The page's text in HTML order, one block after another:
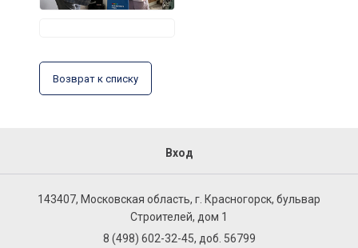
Возврат к списку
Вход
143407, Московская область, г. Красногорск, бульвар
Строителей, дом 1
8 (498) 602-32-45, доб. 56799